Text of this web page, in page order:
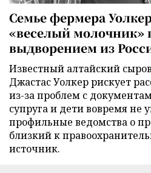
Семье фермера
«веселый молочник»
выдворением из
Известный алтайский
Джастас Уолкер рискует
из-за проблем с
супруга и дети вовремя не
профильные ведомства о
близкий к
источник.